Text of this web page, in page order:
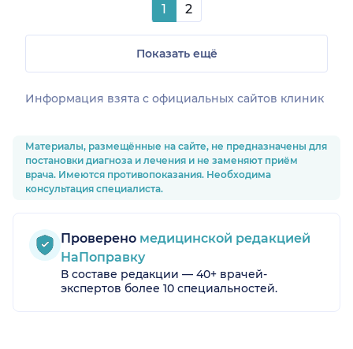
1 2
Показать ещё
Информация взята c официальных сайтов клиник
Материалы, размещённые на сайте, не предназначены для
постановки диагноза и лечения и не заменяют приём
врача. Имеются противопоказания. Необходима
консультация специалиста.
Проверено медицинской редакцией
НаПоправку
В составе редакции — 40+ врачей-
экспертов более 10 специальностей.